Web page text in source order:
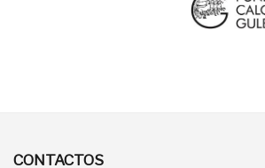
CONTACTOS